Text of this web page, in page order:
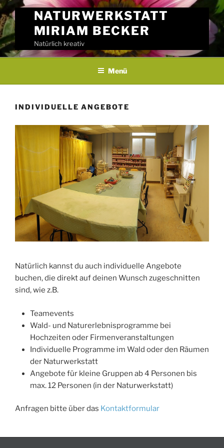
Skip
to
content
NATURWERKSTATT
MIRIAM BECKER
Natürlich kreativ
Menü
INDIVIDUELLE ANGEBOTE
Natürlich kannst du auch individuelle Angebote
buchen, die direkt auf deinen Wunsch zugeschnitten
sind, wie z.B.
Teamevents
Wald- und Naturerlebnisprogramme bei
Hochzeiten oder Firmenveranstaltungen
Individuelle Programme im Wald oder den Räumen
der Naturwerkstatt
Angebote für kleine Gruppen ab 4 Personen bis
max. 12 Personen (in der Naturwerkstatt)
Anfragen bitte über das Kontaktformular